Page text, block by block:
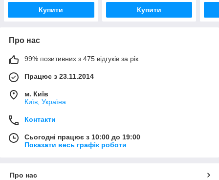
Купити Купити
Про нас
99% позитивних з 475 відгуків за рік
Працює з 23.11.2014
м. Київ
Київ, Україна
Контакти
Сьогодні працює з 10:00 до 19:00
Показати весь графік роботи
Про нас